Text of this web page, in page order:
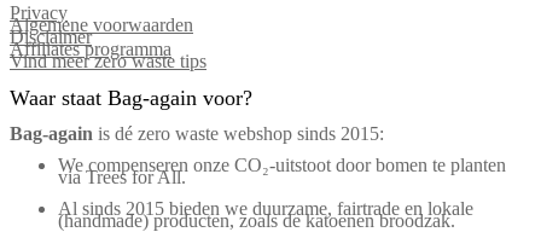
Privacy
Algemene voorwaarden
Disclaimer
Affiliates programma
Vind meer zero waste tips
Waar staat Bag-again voor?
Bag‑again is dé zero waste webshop sinds 2015:
We compenseren onze CO₂-uitstoot door bomen te planten
via Trees for All.
Al sinds 2015 bieden we duurzame, fairtrade en lokale
(handmade) producten, zoals de katoenen broodzak.